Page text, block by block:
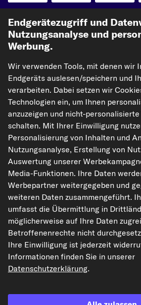
Unsere Versandpartner
kfzteile24.de carpardoo.nl
carpardoo.dk
nicht vervielfältigt werden. Die Vervielfältigung
der Datenbank ohne vorherige Einwilligung von
Einbeziehung Dritter in solche Aktivitäten ist
unautorisierte Nutzung von Inhalten stellt eine
dar und kann rechtliche Schritte nach sich ziehen.
Vertrag widerrufen
© 2026 kfzteile24 GmbH - Alle Rechte
Endgerätezugriff und
Nutzungsanalyse und
Werbung.
Wir verwenden Tools, mit denen wir
Endgeräts auslesen/speichern und
verarbeiten. Dabei setzen wir
Technologien ein, um Ihnen
anzuzeigen und nicht-personalisierte
schalten. Mit Ihrer Einwilligung
Personalisierung von Inhalten und
Nutzungsanalyse, Erstellung von
Auswertung unserer
Media-Funktionen. Ihre Daten
Werbepartner weitergegeben und
weiteren Daten zusammengeführt.
umfasst die Übermittlung in
möglicherweise auf Ihre Daten
Betroffenenrechte nicht
Ihre Einwilligung ist jederzeit
Informationen finden Sie in unserer
Datenschutzerklärung.